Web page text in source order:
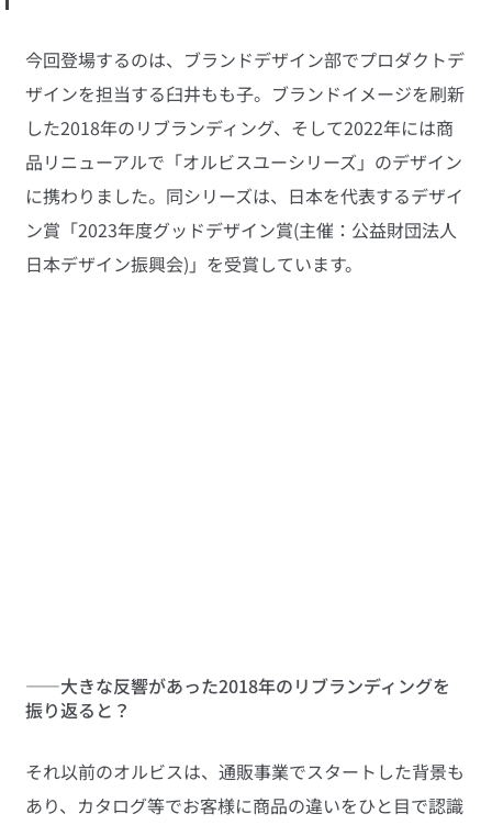
今回登場するのは、ブランドデザイン部でプロダクトデ
ザインを担当する臼井もも子。ブランドイメージを刷新
した2018年のリブランディング、そして2022年には商
品リニューアルで「オルビスユーシリーズ」のデザイン
に携わりました。同シリーズは、日本を代表するデザイ
ン賞「2023年度グッドデザイン賞(主催：公益財団法人
日本デザイン振興会)」を受賞しています。
――大きな反響があった2018年のリブランディングを
振り返ると？
それ以前のオルビスは、通販事業でスタートした背景も
あり、カタログ等でお客様に商品の違いをひと目で認識